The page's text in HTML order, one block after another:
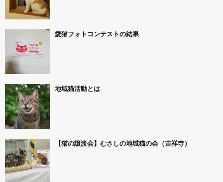
愛猫フォトコンテストの結果
地域猫活動とは
【猫の譲渡会】むさしの地域猫の会（吉祥寺）